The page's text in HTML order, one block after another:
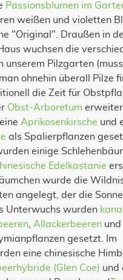
Passionsblumen im
weißen und violetten
"Original". Draußen in
wuchsen die
unserem Pilzgarten
ohnehin überall Pilze
die Zeit für
Obst-Arboretum
Aprikosenkirsche und
als Spalierpflanzen
einige
Edelkastanie
wurde die
angelegt, der die
Unterwuchs wurden
Allackerbeeren und
gesetzt. Im
eine chinesische
(Glen Coe) und